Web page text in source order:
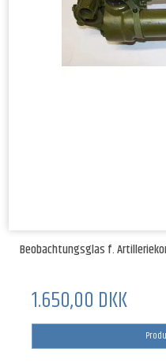
Beobachtungsglas f.
1.650,00 DKK